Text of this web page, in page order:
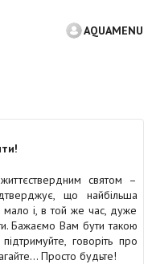
AQUAMENU
святом –
що найбільша
мало і, в той же час, дуже
Бажаємо Вам бути такою
говоріть про
Просто будьте!